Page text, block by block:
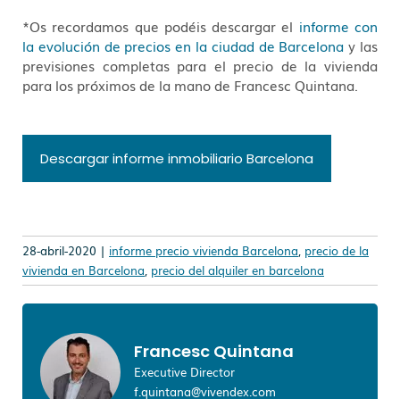
*Os recordamos que podéis descargar el informe con
la evolución de precios en la ciudad de Barcelona y las
previsiones completas para el precio de la vivienda
para los próximos de la mano de Francesc Quintana.
Descargar informe inmobiliario Barcelona
28-abril-2020 | informe precio vivienda Barcelona, precio de la
vivienda en Barcelona, precio del alquiler en barcelona
Francesc Quintana
Executive Director
f.quintana@vivendex.com